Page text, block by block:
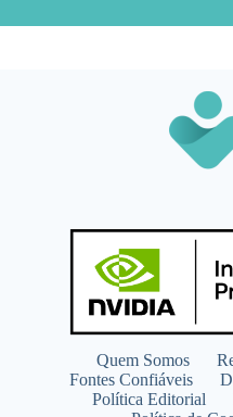
Quem Somos
Fontes Confiáveis
Política Editorial